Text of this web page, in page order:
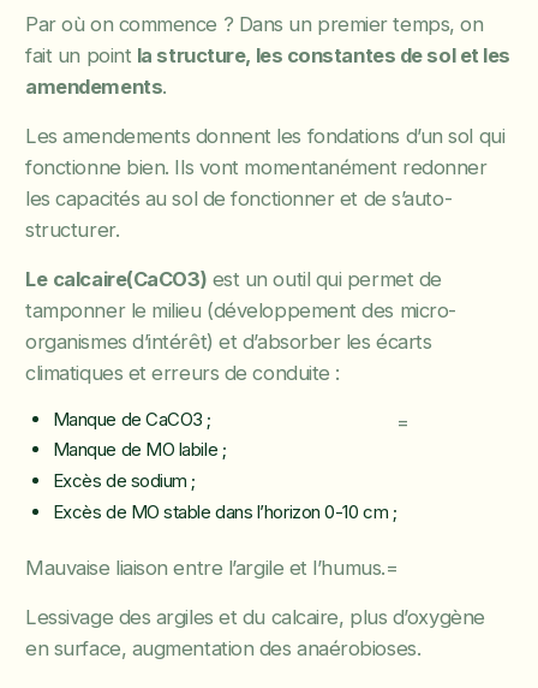
Par où on commence ? Dans un premier temps, on
fait un point la structure, les constantes de sol et les
amendements.
Les amendements donnent les fondations d’un sol qui
fonctionne bien. Ils vont momentanément redonner
les capacités au sol de fonctionner et de s’auto-
structurer.
Le calcaire(CaCO3) est un outil qui permet de
tamponner le milieu (développement des micro-
organismes d’intérêt) et d’absorber les écarts
climatiques et erreurs de conduite :
Manque de CaCO3 ;
Manque de MO labile ;
Excès de sodium ;
Excès de MO stable dans l’horizon 0-10 cm ;
=
Mauvaise liaison entre l’argile et l’humus.=
Lessivage des argiles et du calcaire, plus d’oxygène
en surface, augmentation des anaérobioses.